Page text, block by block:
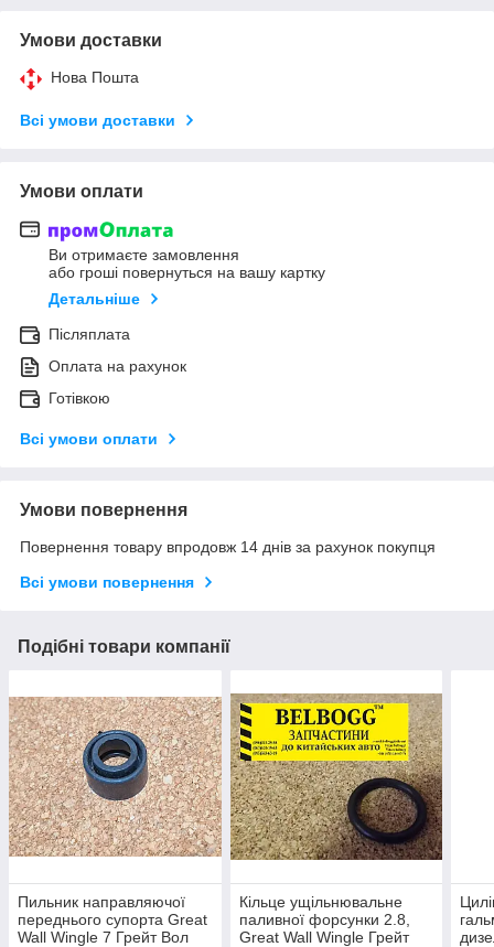
Умови доставки
Нова Пошта
Всі умови доставки
Умови оплати
Ви отримаєте замовлення
або гроші повернуться на вашу картку
Детальніше
Післяплата
Оплата на рахунок
Готівкою
Всі умови оплати
Умови повернення
Повернення товару впродовж 14 днів за рахунок покупця
Всі умови повернення
Подібні товари компанії
Пильник направляючої
переднього супорта Great
Wall Wingle 7 Грейт Вол
Кільце ущільнювальне
паливної форсунки 2.8,
Great Wall Wingle Грейт